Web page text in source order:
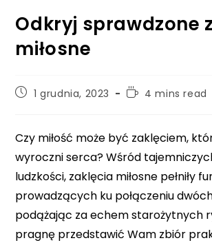
Odkryj sprawdzone
miłosne
Post1 grudnia, 2023
Reading
4 mins read
Czy miłość może być zaklęciem,
wyroczni serca? Wśród
ludzkości, zaklęcia miłosne pełniły
prowadzących ku połączeniu dwóch
podążając za echem starożytnych
pragnę przedstawić Wam zbiór